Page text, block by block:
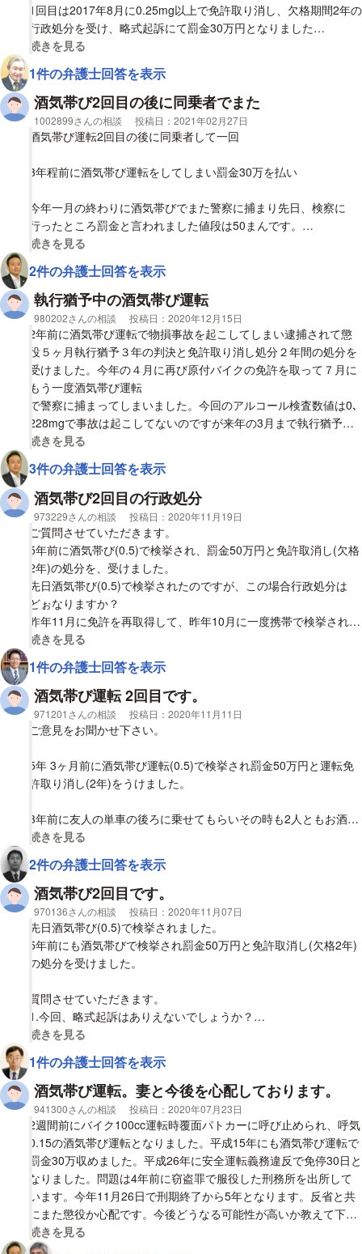
1回目は2017年8月に0.25mg以上で免許取り消し、欠格期間2年の
行政処分を受け、略式起訴にて罰金30万円となりました
身体から抜けきってると思い運転しました。呼気検査では0.15mg
でした
【質問1】
しょうか?
【質問2】
2回目ということで罰金なら満額、最悪起訴されて懲役になるこ
とは覚悟しておいた方がいいでしょうか?
【質問3】
今回、逮捕はされていませんが、起訴された場合、数日間身柄を
拘束されることはありますか?
視覚的に省略された相談全文の
続きを見る
1件の弁護士回答を表示
酒気帯び2回目の後に同乗者でまた
相談者
1002899さんの相談 投稿日： 2021年02月27日
酒気帯び運転2回目の後に同乗者して一回
3年程前に酒気帯び運転をしてしまい罰金30万を払い
今年一月の終わりに酒気帯びでまた警察に捕まり先日、検察に
行ったところ罰金と言われました値段は50まんです。
ながら友人が運転して警察に捕まりましたら今後もうしない事は
深く反省し自分の人生を改めようと思いますが、
実刑はま逃れないですよね、、
視覚的に省略された相談全文の
続きを見る
2件の弁護士回答を表示
執行猶予中の酒気帯び運転
相談者
980202さんの相談 投稿日： 2020年12月15日
2年前に酒気帯び運転で物損事故を起こしてしまい逮捕されて懲
役５ヶ月執行猶予３年の判決と免許取り消し処分２年間の処分を
受けました。今年の４月に再び原付バイクの免許を取って７月に
もう一度酒気帯び運転
で警察に捕まってしまいました。今回のアルコール検査数値は0､
228mgで事故は起こしてないのですが来年の3月まで執行猶予期
間が残っています。警察の取り調べは終わり、書類は検察の方に
行っています。実刑判決になってしまうのでしょうか心配です。
視覚的に省略された相談全文の
続きを見る
3件の弁護士回答を表示
酒気帯び2回目の行政処分
相談者
973229さんの相談 投稿日： 2020年11月19日
ご質問させていただきます。
5年前に酒気帯び(0.5)で検挙され、罰金50万円と免許取消し(欠格
2年)の処分を、受けました。
先日酒気帯び(0.5)で検挙されたのですが、この場合行政処分は
どぉなりますか？
昨年11月に免許を再取得して、昨年10月に一度携帯で検挙されて
います。
視覚的に省略された相談全文の
続きを見る
1件の弁護士回答を表示
酒気帯び運転 2回目です。
相談者
971201さんの相談 投稿日： 2020年11月11日
ご意見をお聞かせ下さい。
5年 3ヶ月前に酒気帯び運転(0.5)で検挙され罰金50万円と運転免
許取り消し(2年)をうけました。
3年前に友人の単車の後ろに乗せてもらいその時も2人ともお酒が
入っていたので検挙されたのですが、自分は不起訴になりまし
先日酒気帯び運転(0.5)で検挙され、今は出頭待ちです。
質問させていただきます。
1.今回略式裁判になる可能性はないでしょうか？
2. 3年前の不起訴になった件も今回の件に関わってくるのでしょ
うか？
るのでしょうか？
すいませんが、馬鹿な自分にお力添えお願いします。
視覚的に省略された相談全文の
続きを見る
2件の弁護士回答を表示
酒気帯び2回目です。
相談者
970136さんの相談 投稿日： 2020年11月07日
先日酒気帯び(0.5)で検挙されました。
5年前にも酒気帯びで検挙され罰金50万円と免許取消し(欠格2年)
の処分を受けました。
質問させていただきます。
1.今回、略式起訴はありえないでしょうか？
2.正式裁判になると、実刑は免れますでしょうか？
すみませんが、ご回答宜しくお願いします。
視覚的に省略された相談全文の
続きを見る
1件の弁護士回答を表示
酒気帯び運転。妻と今後を心配しております。
相談者
941300さんの相談 投稿日： 2020年07月23日
2週間前にバイク100cc運転時覆面パトカーに呼び止められ、呼気
0.15の酒気帯び運転となりました。平成15年にも酒気帯び運転で
罰金30万収めました。平成26年に安全運転義務違反で免停30日と
なりました。問題は4年前に窃盗罪で服役した刑務所を出所して
います。今年11月26日で刑期終了から5年となります。反省と共
にまた懲役か心配です。今後どうなる可能性が高いか教えて下さ
い。お願いいたします。
視覚的に省略された相談全文の
続きを見る